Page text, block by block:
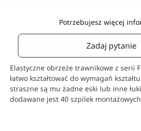
Potrzebujesz więcej
Zadaj pytanie
Elastyczne obrzeże trawnikowe z serii
łatwo kształtować do wymagań
straszne są mu żadne eski lub inne
dodawane jest 40 szpilek